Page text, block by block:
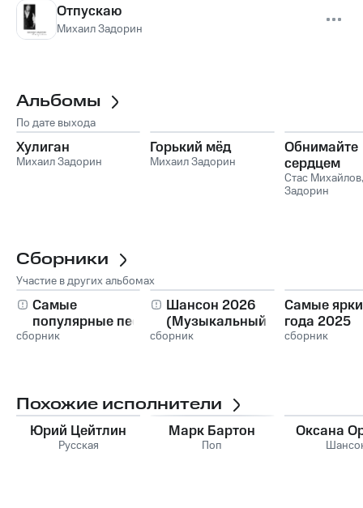
Отпускаю
Михаил Задорин
Альбомы
По дате выхода
Хулиган
Михаил Задорин
Горький мёд
Михаил Задорин
Обнимайте
сердцем
Стас Михайлов
Задорин
Сборники
Участие в других альбомах
Самые
популярные песни
за 10 лет 2015-
сборник
Шансон 2026
(Музыкальный
хит-парад)
сборник
Самые
года 2025
сборник
Похожие исполнители
Юрий Цейтлин
Русская
Марк Бартон
Поп
Оксана